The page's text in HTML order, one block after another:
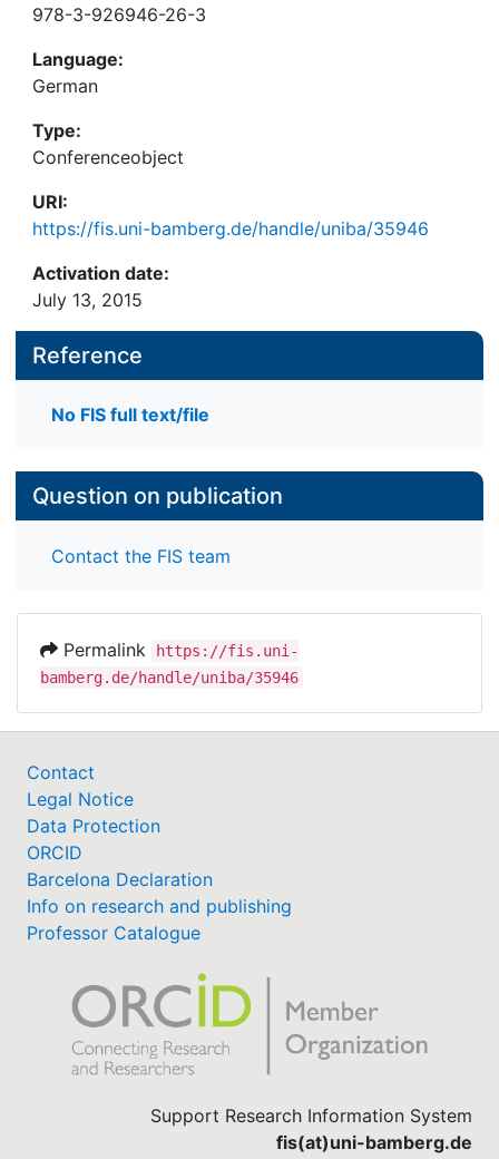
978-3-926946-26-3
Language:
German
Type:
Conferenceobject
URI:
https://fis.uni-bamberg.de/handle/uniba/35946
Activation date:
July 13, 2015
Reference
No FIS full text/file
Question on publication
Contact the FIS team
Permalink
https://fis.uni-
bamberg.de/handle/uniba/35946
Contact
Legal Notice
Data Protection
ORCID
Barcelona Declaration
Info on research and publishing
Professor Catalogue
Support Research Information System
fis(at)uni-bamberg.de